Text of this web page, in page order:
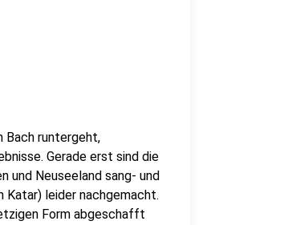
Bach runtergeht,
Gerade erst sind die
und Neuseeland sang- und
Katar) leider nachgemacht.
Form abgeschafft